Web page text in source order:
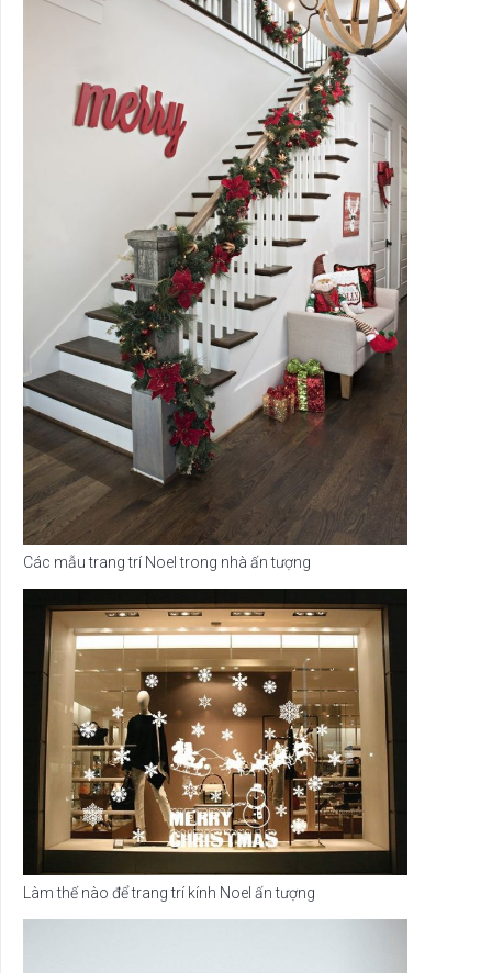
Các mẫu trang trí Noel trong nhà ấn tượng
Làm thế nào để trang trí kính Noel ấn tượng